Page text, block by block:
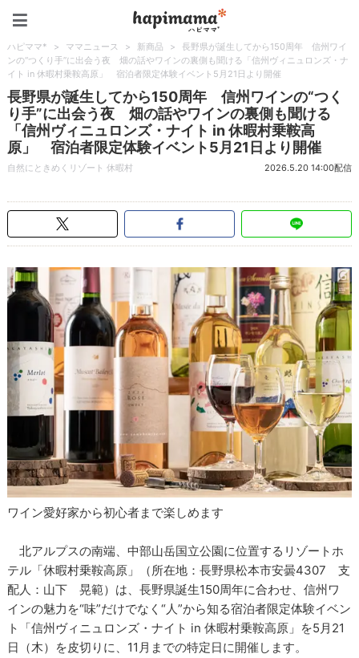
ハピママ* > ママニュース > 新商品 >
長野県が誕生してから150周年 信州ワイ
ンの“つくり手”に出会う夜 畑の話やワインの裏側も聞ける「信州ヴィニュロンズ・ナ
イト in 休暇村乗鞍高原」 宿泊者限定体験イベント5月21日より開催
長野県が誕生してから150周年 信州ワインの“つく
り手”に出会う夜 畑の話やワインの裏側も聞ける
「信州ヴィニュロンズ・ナイト in 休暇村乗鞍高
原」 宿泊者限定体験イベント5月21日より開催
自然にときめくリゾート 休暇村 2026.5.20 14:00配信
ワイン愛好家から初心者まで楽しめます
北アルプスの南端、中部山岳国立公園に位置するリゾートホ
テル「休暇村乗鞍高原」（所在地：長野県松本市安曇4307 支
配人：山下 晃範）は、長野県誕生150周年に合わせ、信州ワ
インの魅力を“味”だけでなく“人”から知る宿泊者限定体験イベン
ト「信州ヴィニュロンズ・ナイト in 休暇村乗鞍高原」を5月21
日（木）を皮切りに、11月までの特定日に開催します。